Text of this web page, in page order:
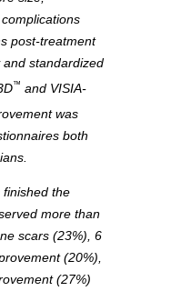
post-treatment
standardized
™ and VISIA-
was
both
finished the
more than
scars (23%), 6
(20%),
(27%)